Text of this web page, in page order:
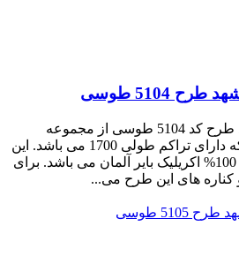
5104 طوسی
فرش ماشینی زمرد مشهد طرح کد 5104 طوسی از مجموعه
محصولات 410 شانه بوده که دارای تراکم طولی 1700 می باشد. این
محصول هشت رنگ بوده و 100% اکریلیک بایر آلمان می باشد. برای
کناره های این طرح می...